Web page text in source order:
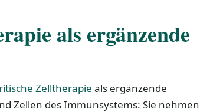
als ergänzende
Zelltherapie als ergänzende
Zellen des Immunsystems: Sie nehmen